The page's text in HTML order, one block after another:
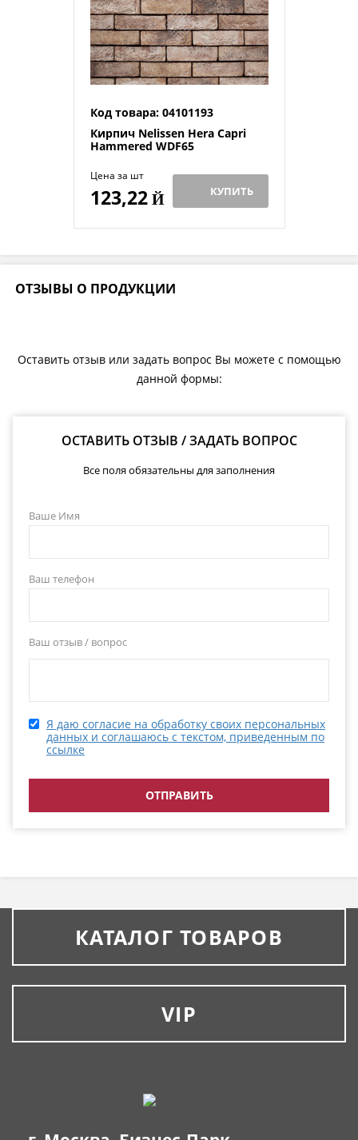
Код товара: 04101193
Кирпич Nelissen Hera Capri
Hammered WDF65
Цена за шт
123,22Й КУПИТЬ
ОТЗЫВЫ О ПРОДУКЦИИ
Оставить отзыв или задать вопрос Вы можете с помощью
данной формы:
ОСТАВИТЬ ОТЗЫВ / ЗАДАТЬ ВОПРОС
Все поля обязательны для заполнения
Ваше Имя
Ваш телефон
Ваш отзыв / вопрос
Я даю согласие на обработку своих персональных
данных и соглашаюсь с текстом, приведенным по
ссылке
КАТАЛОГ ТОВАРОВ
VIP